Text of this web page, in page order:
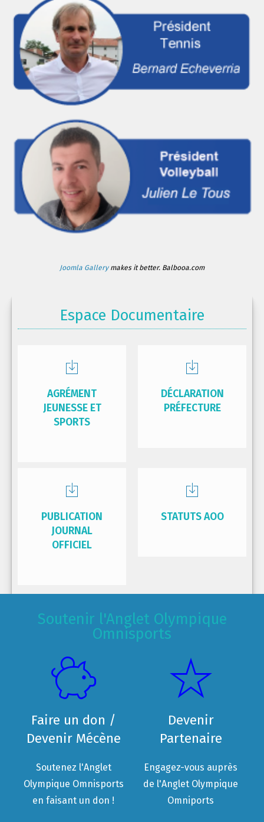
Joomla Gallerymakes it better. Balbooa.com
Espace Documentaire
AGRÉMENT
JEUNESSE ET
SPORTS
DÉCLARATION
PRÉFECTURE
PUBLICATION
JOURNAL
OFFICIEL
STATUTS AOO
Soutenir l'Anglet Olympique
Omnisports
Faire un don /
Devenir Mécène
Soutenez l'Anglet
Olympique Omnisports
en faisant un don !
Devenir
Partenaire
Engagez-vous auprès
de l'Anglet Olympique
Omniports